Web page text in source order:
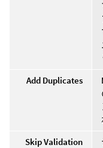
Add Duplicates
Skip Validation